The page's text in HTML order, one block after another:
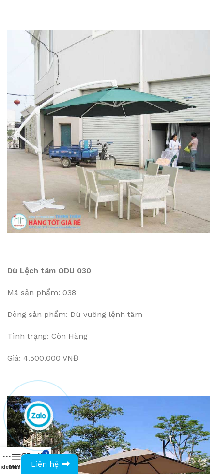
Dù Lệch tâm ODU 030
Mã sản phẩm: 038
Dòng sản phẩm: Dù vuông lệnh tâm
Tình trạng: Còn Hàng
Giá: 4.500.000 VNĐ
MenuWishlistCompare
0
Cart
Liên hệ
0943594386